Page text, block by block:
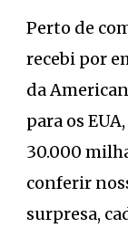
Perto de
recebi por
da
para os
30.000
conferir
surpresa,